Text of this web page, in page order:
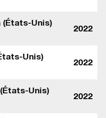
(États-Unis)
2022
Unis)
2022
Unis)
2022